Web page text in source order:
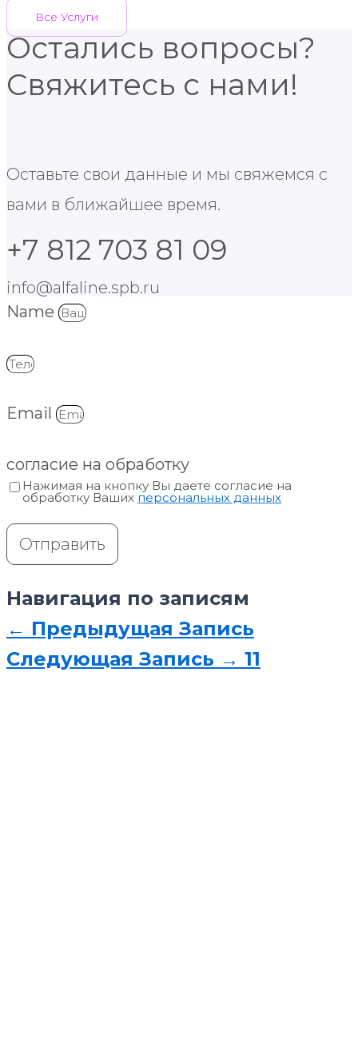
Все Услуги
Остались вопросы?
Свяжитесь с нами!
Оставьте свои данные и мы свяжемся с
вами в ближайшее время.
+7 812 703 81 09
info@alfaline.spb.ru
Name
Email
согласие на обработку
Нажимая на кнопку Вы даете согласие на
обработку Ваших персональных данных
Отправить
Навигация по записям
← Предыдущая Запись
Следующая Запись → 11